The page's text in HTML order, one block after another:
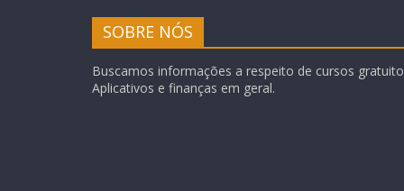
SOBRE NÓS
Buscamos informações a respeito de cursos
Aplicativos e finanças em geral.